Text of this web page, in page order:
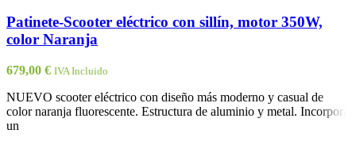
Patinete-Scooter eléctrico con sillín, motor 350W,
color Naranja
679,00 € IVA Incluido
NUEVO scooter eléctrico con diseño más moderno y casual de
color naranja fluorescente. Estructura de aluminio y metal. Incorpora
un